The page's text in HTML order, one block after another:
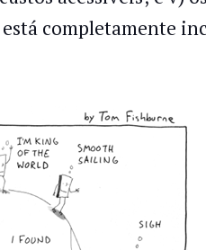
completamente